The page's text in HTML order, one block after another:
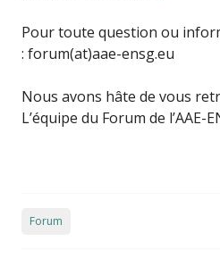
Pour toute question ou
: forum(at)aae-ensg.eu
Nous avons hâte de vous
L’équipe du Forum de l’AAE-
Forum